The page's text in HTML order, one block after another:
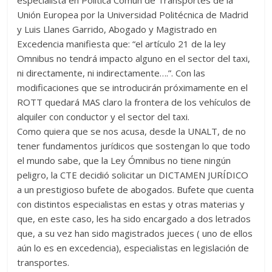
Unión Europea por la Universidad Politécnica de Madrid
y Luis Llanes Garrido, Abogado y Magistrado en
Excedencia manifiesta que: “el artículo 21 de la ley
Omnibus no tendrá impacto alguno en el sector del taxi,
ni directamente, ni indirectamente….”. Con las
modificaciones que se introducirán próximamente en el
ROTT quedará MAS claro la frontera de los vehículos de
alquiler con conductor y el sector del taxi.
Como quiera que se nos acusa, desde la UNALT, de no
tener fundamentos jurídicos que sostengan lo que todo
el mundo sabe, que la Ley Ómnibus no tiene ningún
peligro, la CTE decidió solicitar un DICTAMEN JURÍDICO
a un prestigioso bufete de abogados. Bufete que cuenta
con distintos especialistas en estas y otras materias y
que, en este caso, les ha sido encargado a dos letrados
que, a su vez han sido magistrados jueces ( uno de ellos
aún lo es en excedencia), especialistas en legislación de
transportes.